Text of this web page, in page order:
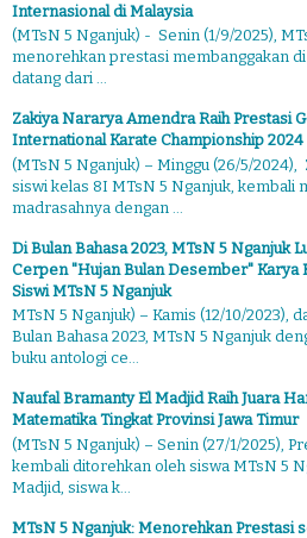
Internasional di Malaysia
(MTsN 5 Nganjuk) - Senin (1/9/2025),
menorehkan prestasi membanggakan
datang dari ...
Zakiya Nararya Amendra Raih Prestasi
International Karate Championship 2024
(MTsN 5 Nganjuk) – Minggu (26/5/
siswi kelas 8I MTsN 5 Nganjuk, kembali
madrasahnya dengan ...
Di Bulan Bahasa 2023, MTsN 5 Nganjuk
Cerpen "Hujan Bulan Desember" Karya
Siswi MTsN 5 Nganjuk
MTsN 5 Nganjuk) – Kamis (12/10/2023),
Bulan Bahasa 2023, MTsN 5 Nganjuk
buku antologi ce...
Naufal Bramanty El Madjid Raih Juara
Matematika Tingkat Provinsi Jawa Timur
(MTsN 5 Nganjuk) – Senin (27/1/2025),
kembali ditorehkan oleh siswa MTsN 5
Madjid, siswa k...
MTsN 5 Nganjuk: Menorehkan Prestasi